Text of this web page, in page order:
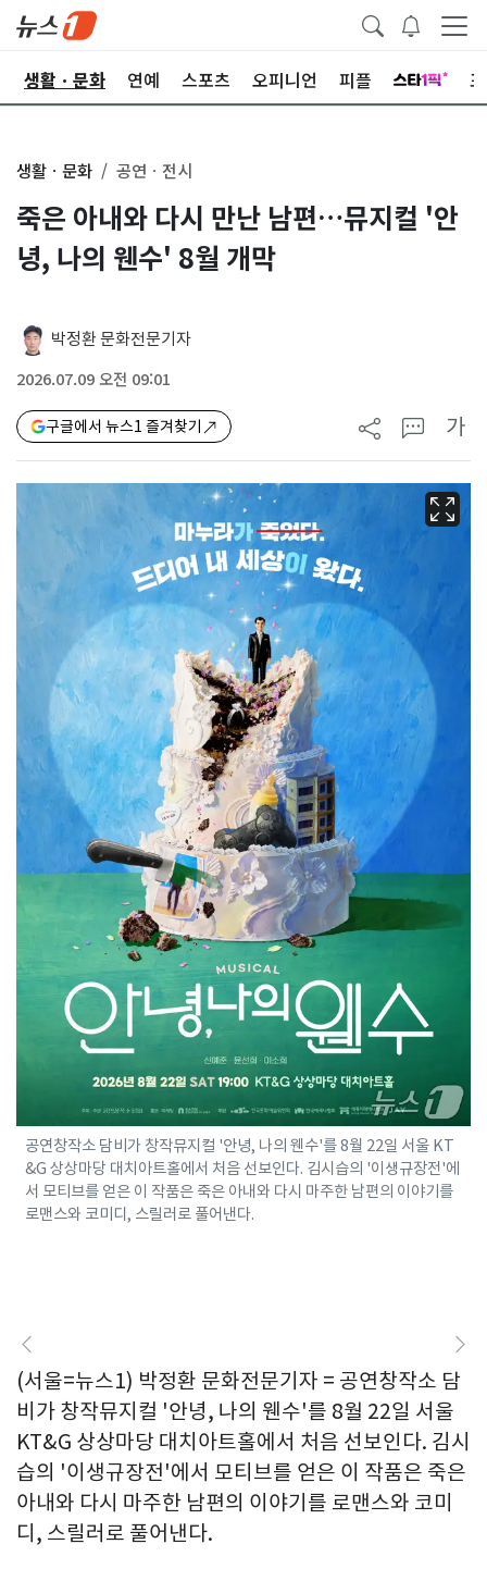
생활ㆍ문화 연예 스포츠 오피니언 피플
생활ㆍ문화 공연ㆍ전시
죽은 아내와 다시 만난 남편…뮤지컬 '안
녕, 나의 웬수' 8월 개막
박정환 문화전문기자
2026.07.09 오전 09:01
구글에서 뉴스1 즐겨찾기 가
공연창작소 담비가 창작뮤지컬 '안녕, 나의 웬수'를 8월 22일 서울 KT
&G 상상마당 대치아트홀에서 처음 선보인다. 김시습의 '이생규장전'에
서 모티브를 얻은 이 작품은 죽은 아내와 다시 마주한 남편의 이야기를
로맨스와 코미디, 스릴러로 풀어낸다.
(서울=뉴스1) 박정환 문화전문기자 = 공연창작소 담
비가 창작뮤지컬 '안녕, 나의 웬수'를 8월 22일 서울
KT&G 상상마당 대치아트홀에서 처음 선보인다. 김시
습의 '이생규장전'에서 모티브를 얻은 이 작품은 죽은
아내와 다시 마주한 남편의 이야기를 로맨스와 코미
디, 스릴러로 풀어낸다.